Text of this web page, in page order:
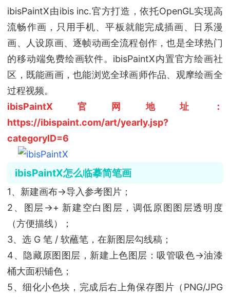
ibisPaintX由ibis inc.官方打造，依托OpenGL实现高
流畅作画，只用手机、平板就能完成插画、日系漫
画、人设原画、逐帧动画全流程创作，也是全球热门
的移动端免费绘画软件。ibisPaintX内置官方绘画社
区，既能画画，也能浏览全球画师作品、观摩绘画全
过程视频。
ibisPaintX官网地址：
https://ibispaint.com/art/yearly.jsp?
categoryID=6
ibisPaintX怎么临摹简笔画
1、新建画布→导入参考图片；
2、图层→+ 新建空白图层，调低原图图层透明度
（方便描线）；
3、选 G 笔 / 软蘸笔，在新图层勾线稿；
4、隐藏原图图层，新建上色图层：吸管吸色→油漆
桶大面积铺色；
5、细化小色块，完成后右上角保存图片（PNG/JPG